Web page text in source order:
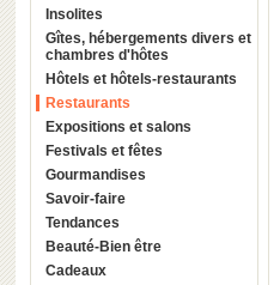
Insolites
Gîtes, hébergements divers et
chambres d'hôtes
Hôtels et hôtels-restaurants
Restaurants
Expositions et salons
Festivals et fêtes
Gourmandises
Savoir-faire
Tendances
Beauté-Bien être
Cadeaux